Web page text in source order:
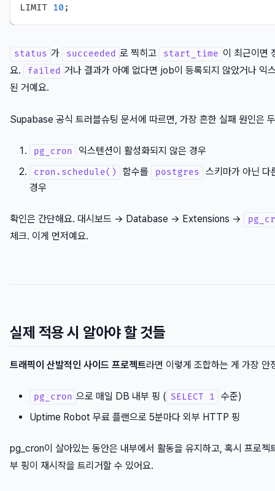
LIMIT 10
status 가 succeeded 로 찍히고 start_time 이 최근이면
요.
failed 거나 결과가 아예 없다면 job이 등록되지 않았거나 익
된 거예요.
Supabase 공식 트러블슈팅 문서에 따르면, 가장 흔한 실패 원인은
pg_cron 익스텐션이 활성화되지 않은 경우
cron.schedule() 함수를 postgres
스키마가 아닌 다
경우
확인은 간단해요. 대시보드 → Database → Extensions →
체크. 이게 먼저예요.
실제 적용 시 알아야 할 것들
트래픽이 산발적인 사이드 프로젝트라면 이렇게 조합하는 게 가장 안
pg_cron 으로 매일 DB 내부 핑 ( SELECT 1
수준)
Uptime Robot 무료 플랜으로 5분마다 외부 HTTP 핑
pg_cron이 살아있는 동안은 내부에서 활동을 유지하고, 혹시 프로젝
부 핑이 재시작을 트리거할 수 있어요.